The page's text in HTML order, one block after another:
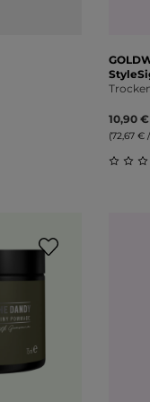
10,90 €
(72,67 €